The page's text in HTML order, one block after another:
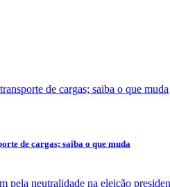
de cargas; saiba o que muda